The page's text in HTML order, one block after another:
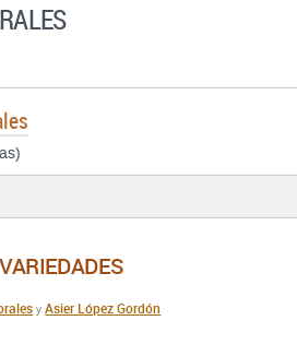
y Asier López Gordón